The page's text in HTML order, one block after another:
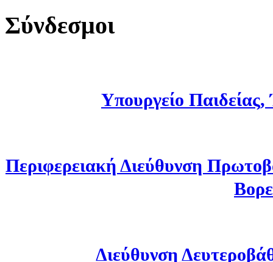
Σύνδεσμοι
Υπουργείο
Περιφερειακή Διεύθυνση
Διεύθυνση